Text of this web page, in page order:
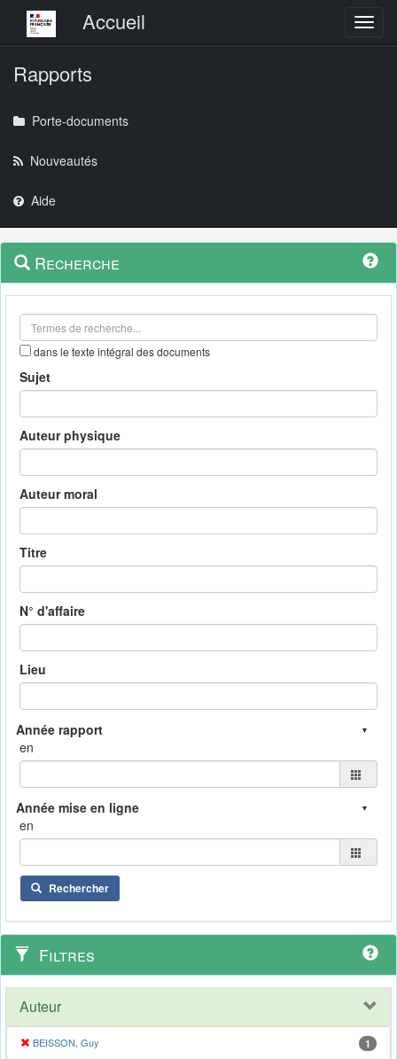
Menu principalAccueil
Rapports
Porte-documents
Nouveautés
Aide
Navigation
outils
Menu
contextuel
Recherche
dans le texte intégral des documents
Sujet
Auteur physique
Auteur moral
Titre
N° d'affaire
Lieu
en
en
Rechercher
Filtres
Auteur
BEISSON, Guy 1